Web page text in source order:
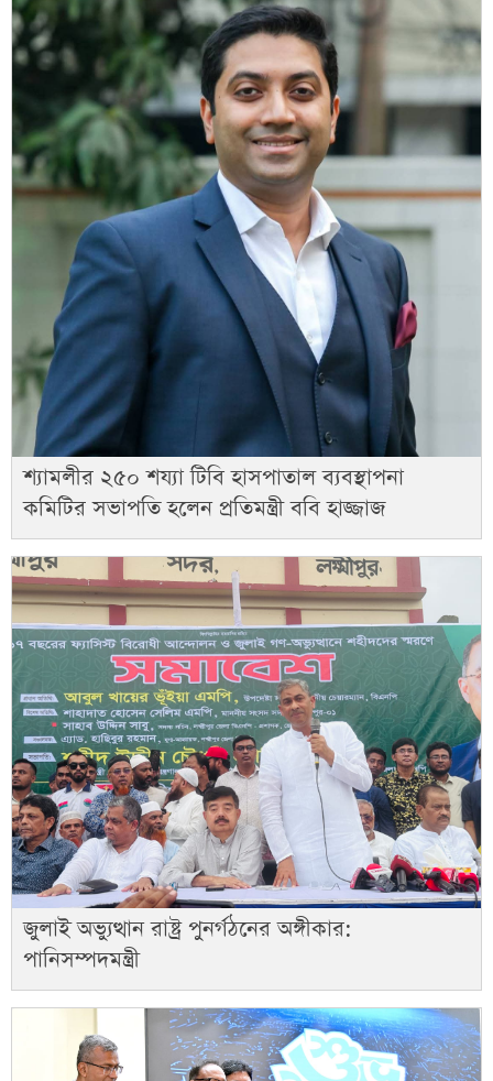
শ্যামলীর ২৫০ শয্যা টিবি হাসপাতাল ব্যবস্থাপনা
কমিটির সভাপতি হলেন প্রতিমন্ত্রী ববি হাজ্জাজ
জুলাই অভ্যুত্থান রাষ্ট্র পুনর্গঠনের অঙ্গীকার:
পানিসম্পদমন্ত্রী